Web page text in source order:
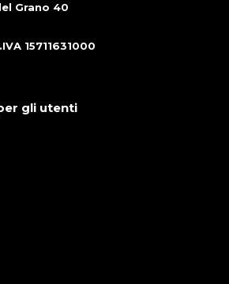
Grano 40
15711631000
gli utenti